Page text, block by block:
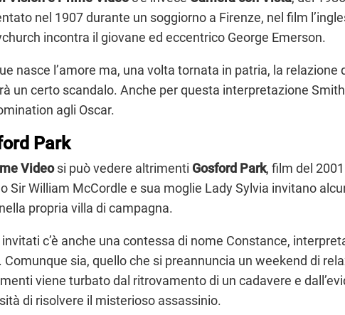
nel 1907 durante un soggiorno a Firenze, nel film
incontra il giovane ed eccentrico George Emerson.
nasce l’amore ma, una volta tornata in patria, la relazione
un certo scandalo. Anche per questa interpretazione
agli Oscar.
Park
Videosi può vedere altrimenti Gosford Park, film del
Sir William McCordle e sua moglie Lady Sylvia invitano
propria villa di campagna.
invitati c’è anche una contessa di nome Constance,
Comunque sia, quello che si preannuncia un weekend di
viene turbato dal ritrovamento di un cadavere e
di risolvere il misterioso assassinio.